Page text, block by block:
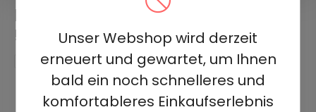
Unser Webshop wird derzeit
erneuert und gewartet, um Ihnen
bald ein noch schnelleres und
komfortableres Einkaufserlebnis
ELF BAR BC3000 - RED MOJITO
5% - AUFLADBAR